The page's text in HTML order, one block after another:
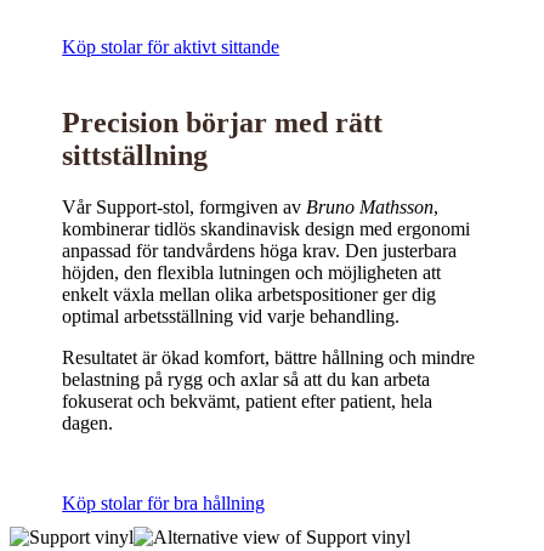
Köp stolar för aktivt sittande
Precision börjar med rätt
sittställning
Vår Support-stol, formgiven av Bruno Mathsson,
kombinerar tidlös skandinavisk design med ergonomi
anpassad för tandvårdens höga krav. Den justerbara
höjden, den flexibla lutningen och möjligheten att
enkelt växla mellan olika arbetspositioner ger dig
optimal arbetsställning vid varje behandling.
Resultatet är ökad komfort, bättre hållning och mindre
belastning på rygg och axlar så att du kan arbeta
fokuserat och bekvämt, patient efter patient, hela
dagen.
Köp stolar för bra hållning